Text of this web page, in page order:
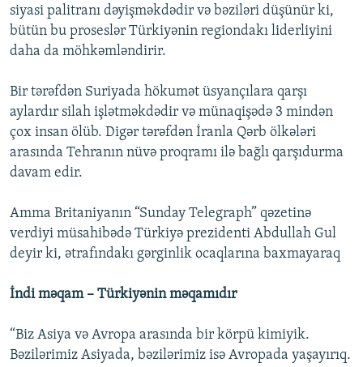
siyasi palitranı dəyişməkdədir və bəziləri düşünür ki,
bütün bu proseslər Türkiyənin regiondakı liderliyini
daha da möhkəmləndirir.
Bir tərəfdən Suriyada hökumət üsyançılara qarşı
aylardır silah işlətməkdədir və münaqişədə 3 mindən
çox insan ölüb. Digər tərəfdən İranla Qərb ölkələri
arasında Tehranın nüvə proqramı ilə bağlı qarşıdurma
davam edir.
Amma Britaniyanın “Sunday Telegraph” qəzetinə
verdiyi müsahibədə Türkiyə prezidenti Abdullah Gul
deyir ki, ətrafındakı gərginlik ocaqlarına baxmayaraq
İndi məqam – Türkiyənin məqamıdır
“Biz Asiya və Avropa arasında bir körpü kimiyik.
Bəzilərimiz Asiyada, bəzilərimiz isə Avropada yaşayırıq.